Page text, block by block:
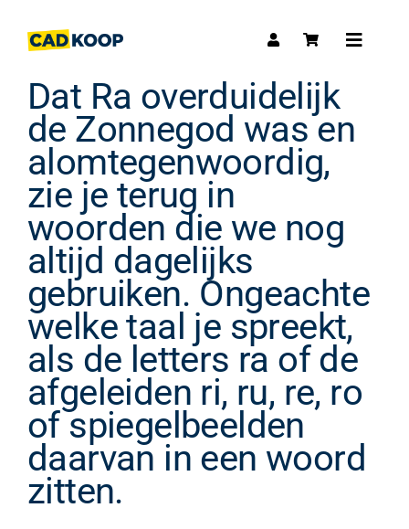
Toggle
Dat Ra overduidelijk
de Zonnegod was en
alomtegenwoordig,
zie je terug in
woorden die we nog
altijd dagelijks
gebruiken. Ongeachte
welke taal je spreekt,
als de letters ra of de
afgeleiden ri, ru, re, ro
of spiegelbeelden
daarvan in een woord
zitten.